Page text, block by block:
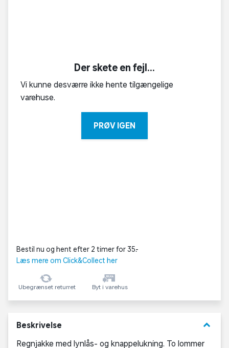
Der skete en fejl...
Vi kunne desværre ikke hente tilgængelige
varehuse.
PRØV IGEN
Bestil nu og hent efter 2 timer for 35,-
Læs mere om Click&Collect her
Ubegrænset returret Byt i varehus
Beskrivelse keyboard_arrow_down
Regnjakke med lynlås- og knappelukning. To lommer